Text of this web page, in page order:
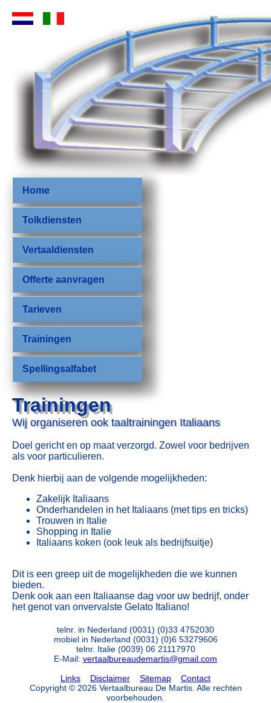
Home
Tolkdiensten
Vertaaldiensten
Offerte aanvragen
Tarieven
Trainingen
Spellingsalfabet
Trainingen
Wij organiseren ook taaltrainingen Italiaans
Doel gericht en op maat verzorgd. Zowel voor bedrijven
als voor particulieren.
Denk hierbij aan de volgende mogelijkheden:
Zakelijk Italiaans
Onderhandelen in het Italiaans (met tips en tricks)
Trouwen in Italie
Shopping in Italie
Italiaans koken (ook leuk als bedrijfsuitje)
Dit is een greep uit de mogelijkheden die we kunnen
bieden.
Denk ook aan een Italiaanse dag voor uw bedrijf, onder
het genot van onvervalste Gelato Italiano!
telnr. in Nederland (0031) (0)33 4752030
mobiel in Nederland (0031) (0)6 53279606
telnr. Italie (0039) 06 21117970
E-Mail: vertaalbureaudemartis@gmail.com
Links
Disclaimer Sitemap
Contact
Copyright © 2026 Vertaalbureau De Martis. Alle rechten
voorbehouden.